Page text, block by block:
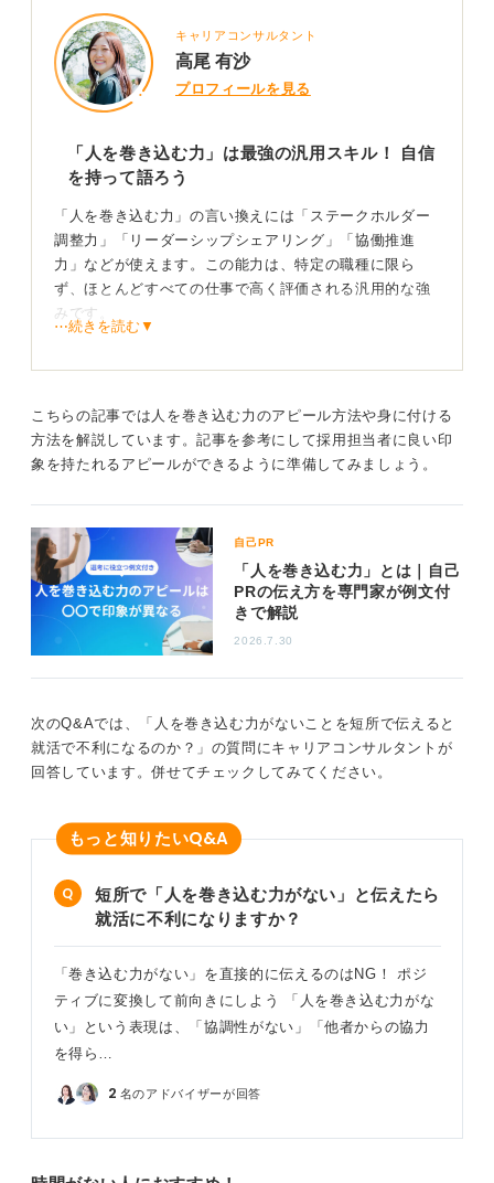
これらの過去の経験を活かして、今後どんな風に貢献し
たいという話の仕方がお勧めできます。
あなたの「人を巻き込む力」が、企業でどのように活か
せるのかを具体的に伝え、魅力的な自己PRを作成しまし
0
キャリアコンサルタント
高尾 有沙
プロフィールを見る
「人を巻き込む力」は最強の汎用スキル！ 自信
を持って語ろう
「人を巻き込む力」の言い換えには「ステークホルダー
調整力」「リーダーシップシェアリング」「協働推進
力」などが使えます。この能力は、特定の職種に限ら
ず、ほとんどすべての仕事で高く評価される汎用的な強
みです。
してプロジェクトを進める職種では特に活かされやすい
れでしょう。
どんな職種でも必要！ 具体的なエピソードで説得力
したがって、この「人を巻き込む力」は、どのような職
種を志望する場合でも、具体的なエピソードと共にアピ
ールすることで、組織への貢献度が高い人材として評価
そしてどのように巻き込んでいったのか、「課題共有→
役割配分→モチベート→成果検証」という一連のマネジ
0
⋯続きを読む▼
こちらの記事では人を巻き込む力のアピール方法や身に付ける
方法を解説しています。記事を参考にして採用担当者に良い印
象を持たれるアピールができるように準備してみましょう。
自己PR
「人を巻き込む力」とは｜自己
PRの伝え方を専門家が例文付
きで解説
2026.7.30
次のQ&Aでは、「人を巻き込む力がないことを短所で伝えると
就活で不利になるのか？」の質問にキャリアコンサルタントが
回答しています。併せてチェックしてみてください。
もっと知りたいQ&A
短所で「人を巻き込む力がない」と伝えたら
就活に不利になりますか？
「巻き込む力がない」を直接的に伝えるのはNG！ ポジ
ティブに変換して前向きにしよう 「人を巻き込む力がな
い」という表現は、「協調性がない」「他者からの協力
を得ら…
2 名のアドバイザーが回答